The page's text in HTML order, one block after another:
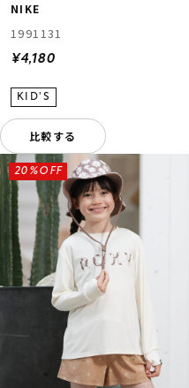
NIKE
1991131
¥4,180
比較する
20%OFF